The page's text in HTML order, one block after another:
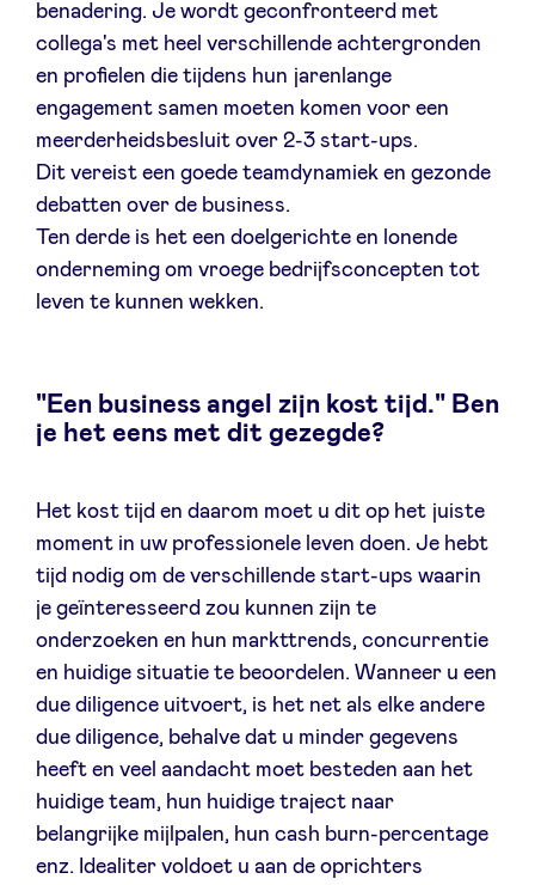
benadering. Je wordt geconfronteerd met
collega's met heel verschillende achtergronden
en profielen die tijdens hun jarenlange
engagement samen moeten komen voor een
meerderheidsbesluit over 2-3 start-ups.
Dit vereist een goede teamdynamiek en gezonde
debatten over de business.
Ten derde is het een doelgerichte en lonende
onderneming om vroege bedrijfsconcepten tot
leven te kunnen wekken.
"Een business angel zijn kost tijd." Ben
je het eens met dit gezegde?
Het kost tijd en daarom moet u dit op het juiste
moment in uw professionele leven doen. Je hebt
tijd nodig om de verschillende start-ups waarin
je geïnteresseerd zou kunnen zijn te
onderzoeken en hun markttrends, concurrentie
en huidige situatie te beoordelen. Wanneer u een
due diligence uitvoert, is het net als elke andere
due diligence, behalve dat u minder gegevens
heeft en veel aandacht moet besteden aan het
huidige team, hun huidige traject naar
belangrijke mijlpalen, hun cash burn-percentage
enz. Idealiter voldoet u aan de oprichters